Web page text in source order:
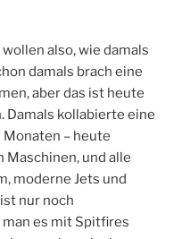
also, wie damals
damals brach eine
aber das ist heute
Damals kollabierte eine
– heute
Maschinen, und alle
moderne Jets und
nur noch
es mit Spitfires